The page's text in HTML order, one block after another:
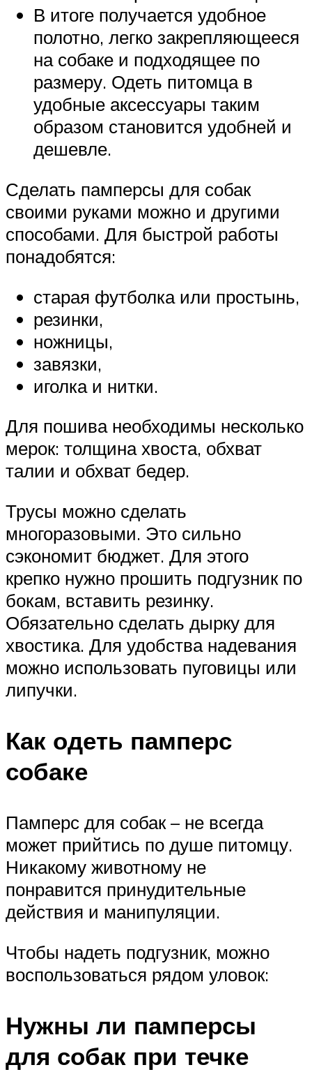
В итоге получается удобное
полотно, легко закрепляющееся
на собаке и подходящее по
размеру. Одеть питомца в
удобные аксессуары таким
образом становится удобней и
дешевле.
Сделать памперсы для собак
своими руками можно и другими
способами. Для быстрой работы
понадобятся:
старая футболка или простынь,
резинки,
ножницы,
завязки,
иголка и нитки.
Для пошива необходимы несколько
мерок: толщина хвоста, обхват
талии и обхват бедер.
Трусы можно сделать
многоразовыми. Это сильно
сэкономит бюджет. Для этого
крепко нужно прошить подгузник по
бокам, вставить резинку.
Обязательно сделать дырку для
хвостика. Для удобства надевания
можно использовать пуговицы или
липучки.
Как одеть памперс
собаке
Памперс для собак – не всегда
может прийтись по душе питомцу.
Никакому животному не
понравится принудительные
действия и манипуляции.
Чтобы надеть подгузник, можно
воспользоваться рядом уловок:
Нужны ли памперсы
для собак при течке